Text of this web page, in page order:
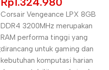
Corsair Vengeance LPX 8GB
DDR4 3200MHz merupakan
RAM performa tinggi yang
dirancang untuk gaming dan
kebutuhan komputasi harian